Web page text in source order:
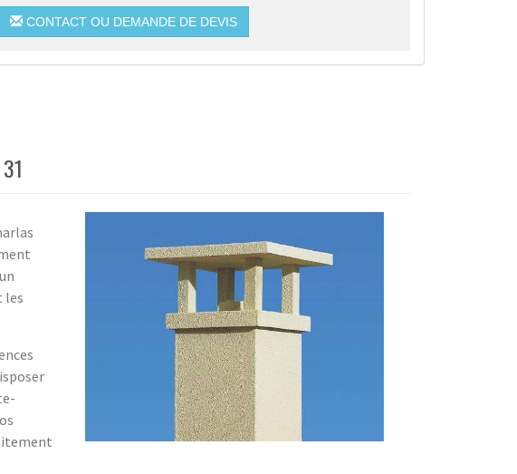
CONTACT OU DEMANDE DE DEVIS
les